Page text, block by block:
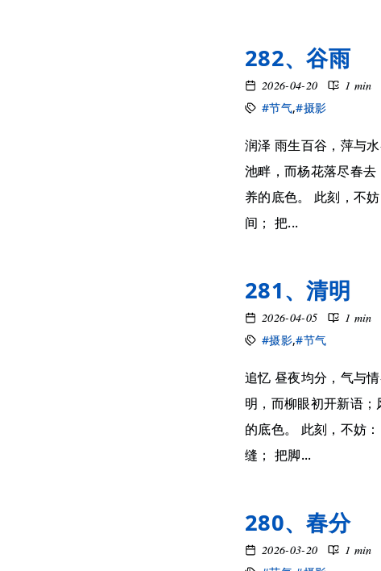
282、谷雨
2026-04-20
1 min
#节气,#摄影
润泽 雨生百谷，萍与
池畔，而杨花落尽春去
养的底色。 此刻，不
间； 把...
281、清明
2026-04-05
1 min
#摄影,#节气
追忆 昼夜均分，气与
明，而柳眼初开新语
的底色。 此刻，不妨
缝； 把脚...
280、春分
2026-03-20
1 min